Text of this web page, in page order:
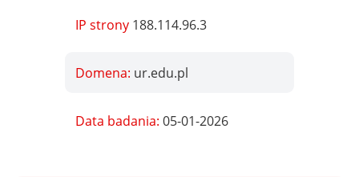
IP strony 188.114.96.3
Domena: ur.edu.pl
Data badania:05-01-2026